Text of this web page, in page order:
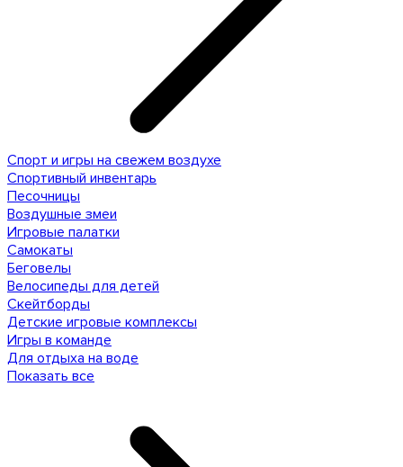
Спорт и игры на свежем воздухе
Спортивный инвентарь
Песочницы
Воздушные змеи
Игровые палатки
Самокаты
Беговелы
Велосипеды для детей
Скейтборды
Детские игровые комплексы
Игры в команде
Для отдыха на воде
Показать все